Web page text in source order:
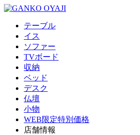
テーブル
イス
ソファー
TVボード
収納
ベッド
デスク
仏壇
小物
WEB限定特別価格
店舗情報